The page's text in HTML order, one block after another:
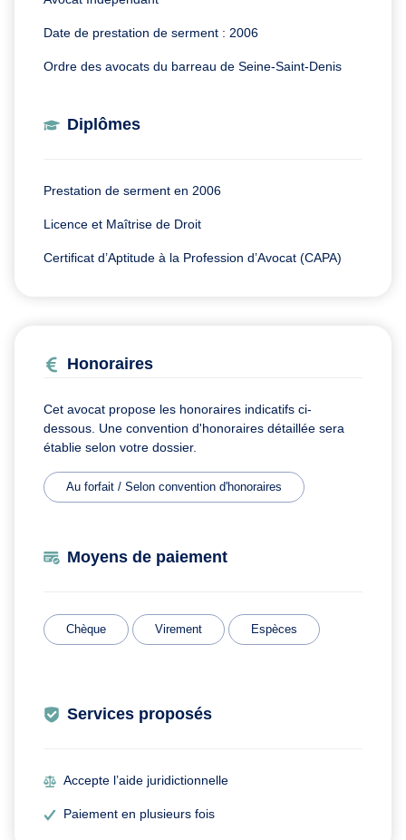
Date de prestation de serment : 2006
Ordre des avocats du barreau de Seine-Saint-Denis
Diplômes
Prestation de serment en 2006
Licence et Maîtrise de Droit
Certificat d’Aptitude à la Profession d’Avocat (CAPA)
Honoraires
Cet avocat propose les honoraires indicatifs ci-
dessous. Une convention d'honoraires détaillée sera
établie selon votre dossier.
Au forfait / Selon convention d'honoraires
Moyens de paiement
Chèque Virement Espèces
Services proposés
Accepte l’aide juridictionnelle
Paiement en plusieurs fois